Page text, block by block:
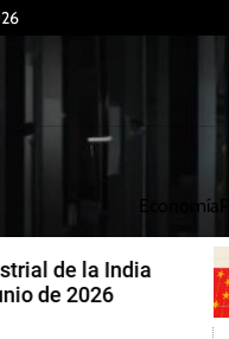
Economía
de la India
2026